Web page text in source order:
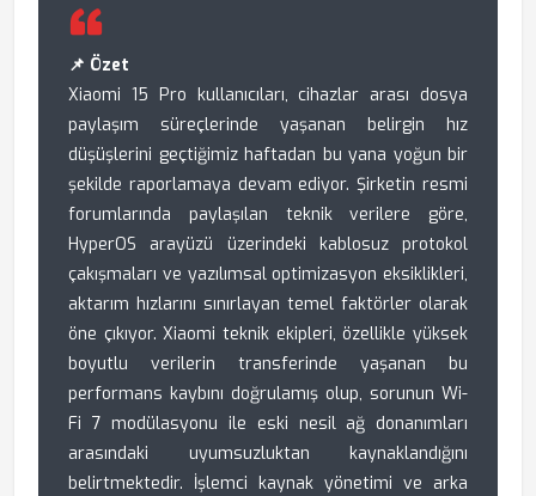
📌 Özet
Xiaomi 15 Pro kullanıcıları, cihazlar arası dosya
paylaşım süreçlerinde yaşanan belirgin hız
düşüşlerini geçtiğimiz haftadan bu yana yoğun bir
şekilde raporlamaya devam ediyor. Şirketin resmi
forumlarında paylaşılan teknik verilere göre,
HyperOS arayüzü üzerindeki kablosuz protokol
çakışmaları ve yazılımsal optimizasyon eksiklikleri,
aktarım hızlarını sınırlayan temel faktörler olarak
öne çıkıyor. Xiaomi teknik ekipleri, özellikle yüksek
boyutlu verilerin transferinde yaşanan bu
performans kaybını doğrulamış olup, sorunun Wi-
Fi 7 modülasyonu ile eski nesil ağ donanımları
arasındaki uyumsuzluktan kaynaklandığını
belirtmektedir. İşlemci kaynak yönetimi ve arka